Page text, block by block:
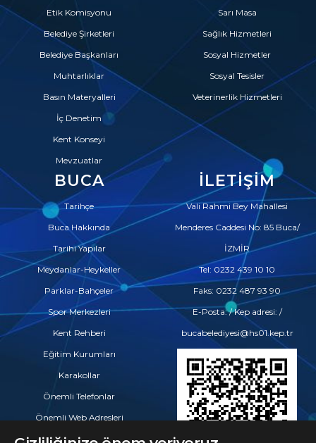
Etik Komisyonu
Belediye Şirketleri
Belediye Başkanları
Muhtarlıklar
Basın Materyalleri
İç Denetim
Kent Konseyi
Mevzuatlar
Sarı Masa
Sağlık Hizmetleri
Sosyal Hizmetler
Sosyal Tesisler
Veterinerlik Hizmetleri
BUCA
Tarihçe
Buca Hakkında
Tarihi Yapılar
Meydanlar-Heykeller
Parklar-Bahçeler
Spor Merkezleri
Kent Rehberi
Eğitim Kurumları
Karakollar
Önemli Telefonlar
Önemli Web Adresleri
Eczaneler
İLETIŞIM
Vali Rahmi Bey Mahallesi
Menderes Caddesi No: 85 Buca/
İZMİR
Tel: 0232 439 10 10
Faks: 0232 487 93 90
E-Posta: / Kep adresi: /
bucabelediyesi@hs01.kep.tr